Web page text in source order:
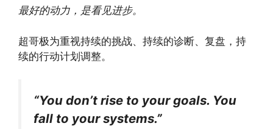
最好的动力，是看见进步。
超哥极为重视持续的挑战、持续的诊断、复盘，持
续的行动计划调整。
“You don’t rise to your goals. You
fall to your systems.”